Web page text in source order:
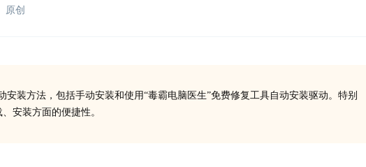
原创
装方法，包括手动安装和使用“毒霸电脑医生”免费修复工具自动安装驱动。特别
安装方面的便捷性。